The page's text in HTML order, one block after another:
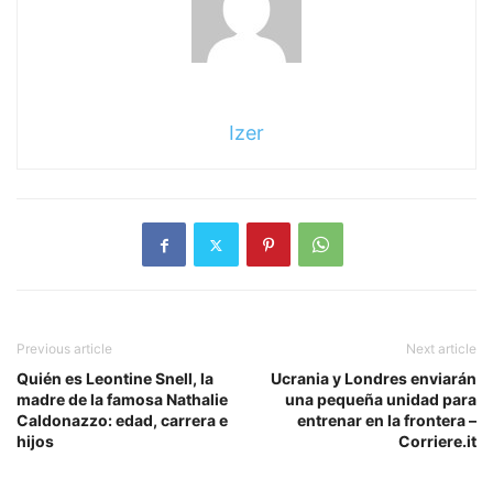
Izer
Previous article
Quién es Leontine Snell, la
madre de la famosa Nathalie
Caldonazzo: edad, carrera e
hijos
Next article
Ucrania y Londres enviarán
una pequeña unidad para
entrenar en la frontera –
Corriere.it